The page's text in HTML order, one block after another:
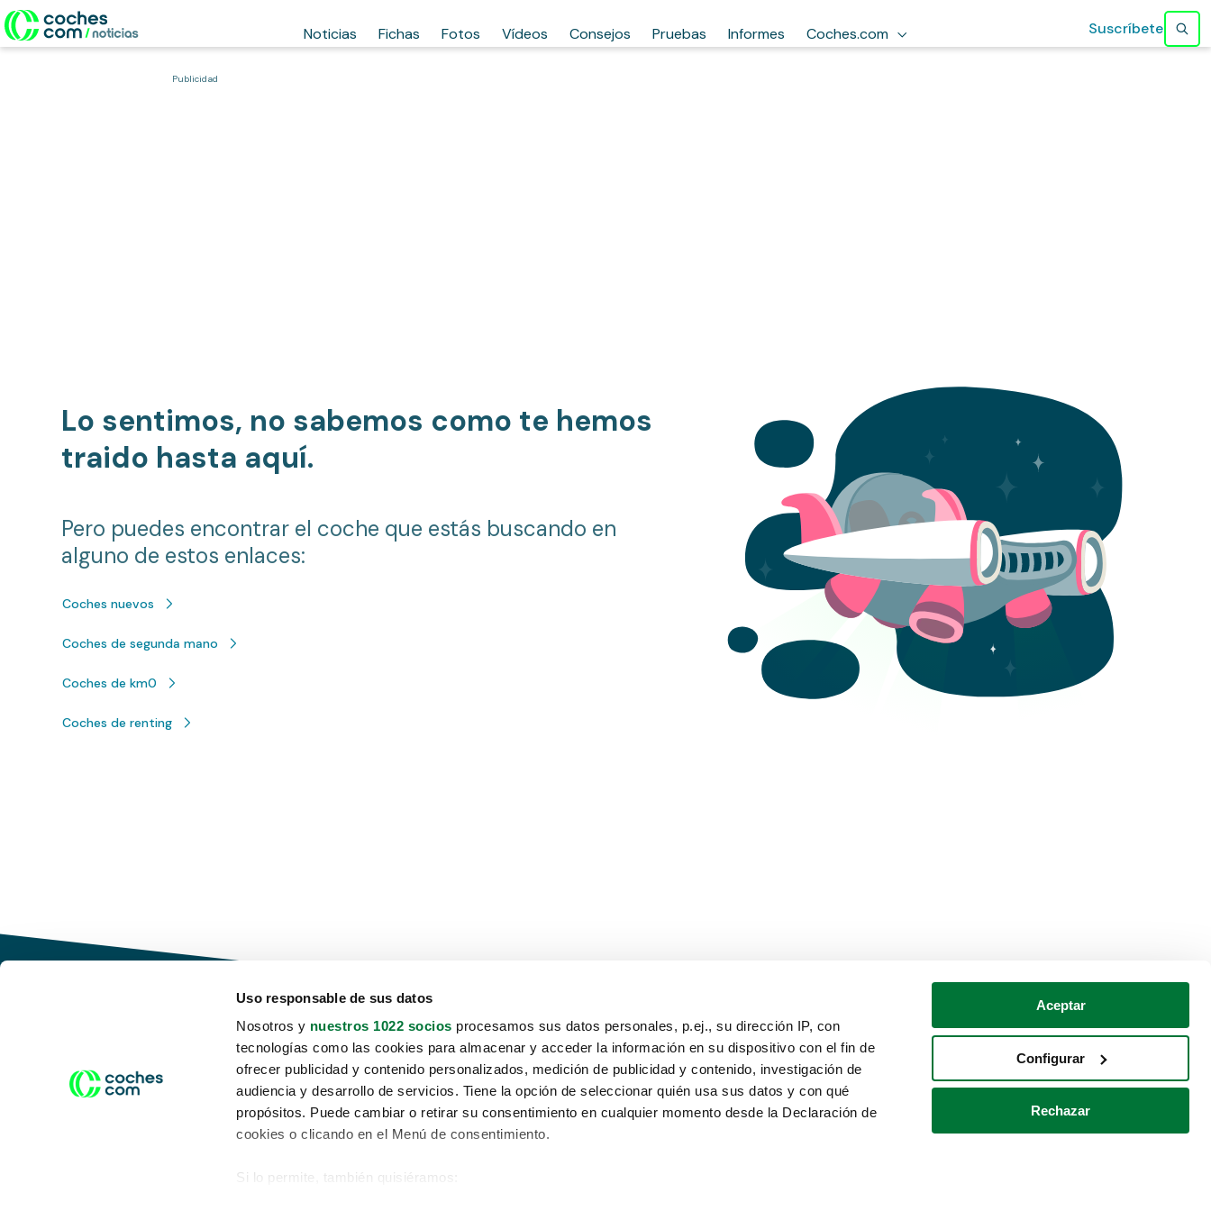
Uso responsable de sus datos
Nosotros y nuestros 1022 socios procesamos sus datos personales, p.ej., su dirección IP, con
tecnologías como las cookies para almacenar y acceder la información en su dispositivo con el fin de
ofrecer publicidad y contenido personalizados, medición de publicidad y contenido, investigación de
audiencia y desarrollo de servicios. Tiene la opción de seleccionar quién usa sus datos y con qué
propósitos. Puede cambiar o retirar su consentimiento en cualquier momento desde la Declaración de
cookies o clicando en el Menú de consentimiento.
Si lo permite, también quisiéramos:
Aceptar
Configurar
Rechazar
Noticias Fichas Fotos Vídeos Consejos Pruebas Informes Coches.com Suscríbete
Publicidad
Lo sentimos, no sabemos como te hemos
traido hasta aquí.
Pero puedes encontrar el coche que estás buscando en
alguno de estos enlaces:
Coches nuevos
Coches de segunda mano
Coches de km0
Coches de renting
Conduce tu futuro,
desata tu movilidad